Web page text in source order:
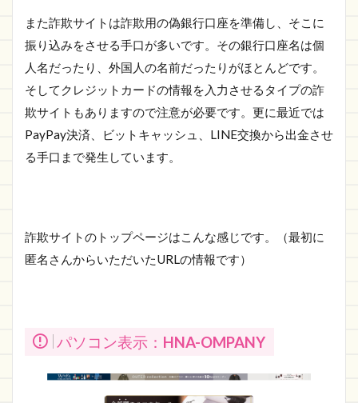
また詐欺サイトは詐欺用の偽銀行口座を準備し、そこに
振り込みをさせる手口が多いです。その銀行口座名は個
人名だったり、外国人の名前だったりがほとんどです。
そしてクレジットカードの情報を入力させるタイプの詐
欺サイトもありますので注意が必要です。更に最近では
PayPay決済、ビットキャッシュ、LINE交換から出金させ
る手口まで発生しています。
詐欺サイトのトップページはこんな感じです。（最初に
匿名さんからいただいたURLの情報です）
パソコン表示： HNA-OMPANY